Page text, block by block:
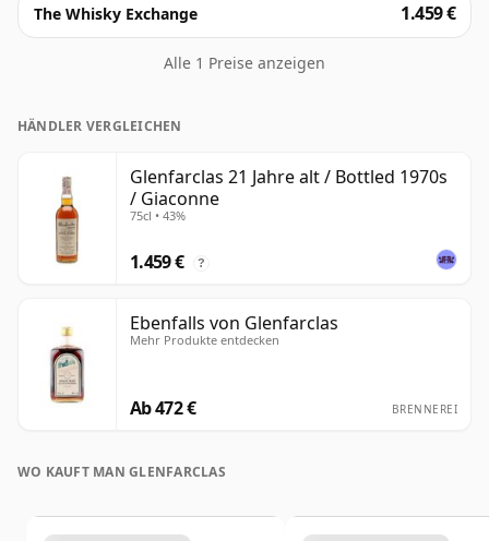
The Whisky Exchange 1.459 €
Alle 1 Preise anzeigen
HÄNDLER VERGLEICHEN
Glenfarclas 21 Jahre alt / Bottled 1970s
/ Giaconne
75cl • 43%
1.459 € ?
Ebenfalls von Glenfarclas
Mehr Produkte entdecken
Ab 472 € BRENNEREI
WO KAUFT MAN GLENFARCLAS